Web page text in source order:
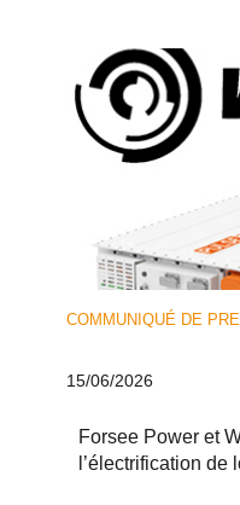
COMMUNIQUÉ DE
15/06/2026
Forsee Power et
l’électrification de